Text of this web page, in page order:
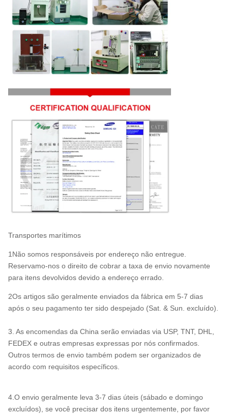
Transportes marítimos
1Não somos responsáveis por endereço não entregue.
Reservamo-nos o direito de cobrar a taxa de envio novamente
para itens devolvidos devido a endereço errado.
2Os artigos são geralmente enviados da fábrica em 5-7 dias
após o seu pagamento ter sido despejado (Sat. & Sun. excluído).
3. As encomendas da China serão enviadas via USP, TNT, DHL,
FEDEX e outras empresas expressas por nós confirmados.
Outros termos de envio também podem ser organizados de
acordo com requisitos específicos.
4.O envio geralmente leva 3-7 dias úteis (sábado e domingo
excluídos), se você precisar dos itens urgentemente, por favor